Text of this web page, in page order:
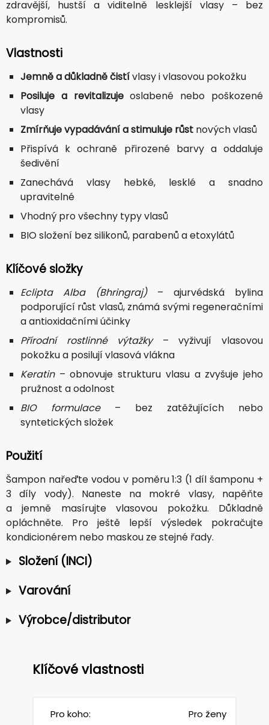
zdravější, hustší a viditelně lesklejší vlasy – bez
kompromisů.
Vlastnosti
Jemně a důkladně čistívlasy i vlasovou pokožku
Posiluje a revitalizujeoslabené nebo poškozené
vlasy
Zmírňuje vypadávání a stimuluje růst nových vlasů
Přispívá k ochraně přirozené barvy a oddaluje
šedivění
Zanechává vlasy hebké, lesklé a snadno
upravitelné
Vhodný pro všechny typy vlasů
BIO složení bez silikonů, parabenů a etoxylátů
Klíčové složky
Eclipta Alba (Bhringraj)– ajurvédská bylina
podporující růst vlasů, známá svými regeneračními
a antioxidačními účinky
Přírodní rostlinné výtažky– vyživují vlasovou
pokožku a posilují vlasová vlákna
Keratin– obnovuje strukturu vlasu a zvyšuje jeho
pružnost a odolnost
BIO formulace– bez zatěžujících nebo
syntetických složek
Použití
Šampon nařeďte vodou v poměru 1:3 (1 díl šamponu +
3 díly vody). Naneste na mokré vlasy, napěňte
a jemně masírujte vlasovou pokožku. Důkladně
opláchněte. Pro ještě lepší výsledek pokračujte
kondicionérem nebo maskou ze stejné řady.
Složení (INCI)
Varování
Výrobce/distributor
Klíčové vlastnosti
Pro koho: Pro ženy